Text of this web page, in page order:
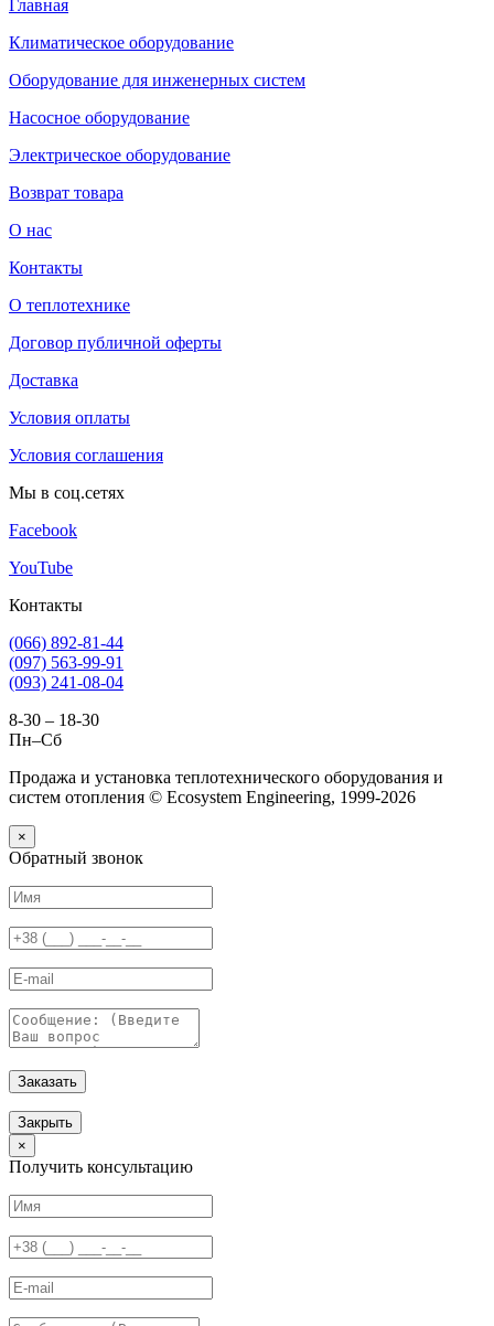
Главная
Климатическое оборудование
Оборудование для инженерных систем
Насосное оборудование
Электрическое оборудование
Возврат товара
О нас
Контакты
О теплотехнике
Договор публичной оферты
Доставка
Условия оплаты
Условия соглашения
Мы в соц.сетях
Facebook
YouTube
Контакты
(066) 892-81-44
(097) 563-99-91
(093) 241-08-04
8-30 – 18-30
Пн–Сб
Продажа и установка теплотехнического оборудования и
систем отопления © Ecosystem Engineering, 1999-2026
×
Обратный звонок
Заказать
Закрыть
×
Получить консультацию